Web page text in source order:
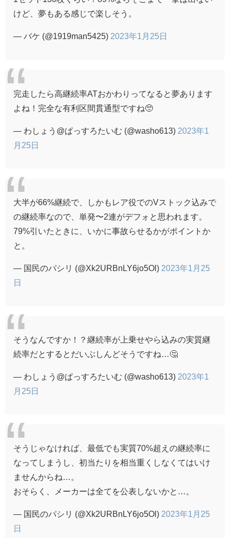
けど、夢もある感じで楽しそう。
— バケ (@1919man5425) 2023年1月25日
完走したら高継続率ATおかわりってなると夢あります
よね！完全な有利区間貫通型ですね🥺
— わしょう@ぱっすろたいむ (@washo613) 2023年1
月25日
大半が66%継続で、しかもレア役でのVストック込みで
の継続率なので、単発〜2連がデフォと思われます。
79%引いたときに、いかに事故らせるかがポイントか
と。
— 国民のパシリ (@Xk2URBnLY6jo5Ol) 2023年1月25
日
そうなんですか！？継続率が上乗せやら込みの実質継
続率だとするとだいぶしんどそうですね…🤔
— わしょう@ぱっすろたいむ (@washo613) 2023年1
月25日
そうじゃなければ、最低でも実質70%超えの継続率に
なってしまうし、初当たりを相当重くしなくてはいけ
ませんからね…。
おそらく、メーカーは全てを公表しないかと…。
— 国民のパシリ (@Xk2URBnLY6jo5Ol) 2023年1月25
日